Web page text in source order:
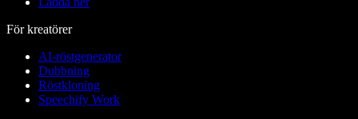
För kreatörer
AI-röstgenerator
Dubbning
Röstkloning
Speechify Work